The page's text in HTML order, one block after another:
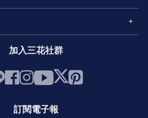
加入三花社群
訂閱電子報